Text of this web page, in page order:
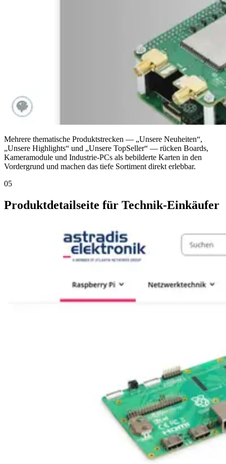
Mehrere thematische Produktstrecken — „Unsere Neuheiten“,
„Unsere Highlights“ und „Unsere TopSeller“ — rücken Boards,
Kameramodule und Industrie-PCs als bebilderte Karten in den
Vordergrund und machen das tiefe Sortiment direkt erlebbar.
05
Produktdetailseite für Technik-Einkäufer